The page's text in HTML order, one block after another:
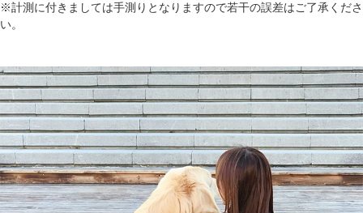
※計測に付きましては手測りとなりますので若干の誤差はご了承くださ
い。